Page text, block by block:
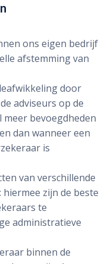
ons eigen bedrijf
afstemming van
door
adviseurs op de
meer bevoegdheden
dan wanneer een
is
van verschillende
zijn de beste
te
administratieve
binnen de